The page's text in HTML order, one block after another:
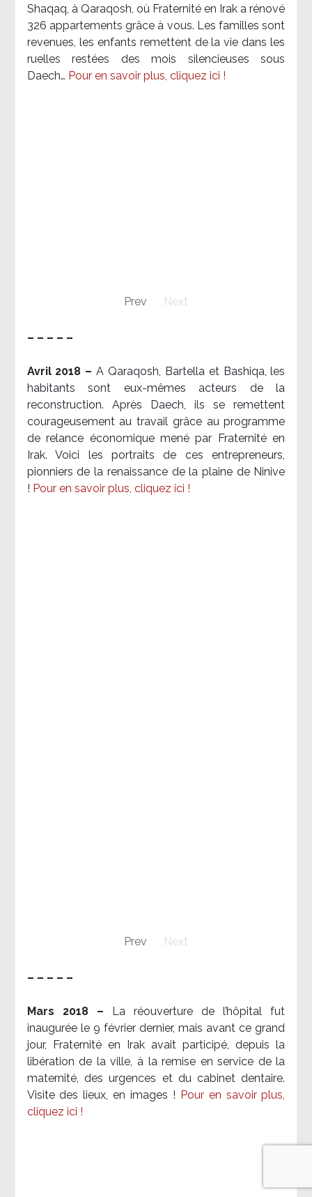
Shaqaq, à Qaraqosh, où Fraternité en Irak a rénové
326 appartements grâce à vous. Les familles sont
revenues, les enfants remettent de la vie dans les
ruelles restées des mois silencieuses sous
Daech… Pour en savoir plus, cliquez ici !
Prev Next
– – – – –
Avril 2018 –A Qaraqosh, Bartella et Bashiqa, les
habitants sont eux-mêmes acteurs de la
reconstruction. Après Daech, ils se remettent
courageusement au travail grâce au programme
de relance économique mené par Fraternité en
Irak. Voici les portraits de ces entrepreneurs,
pionniers de la renaissance de la plaine de Ninive
! Pour en savoir plus, cliquez ici !
Prev Next
– – – – –
Mars 2018 –
La réouverture de l’hôpital fut
inaugurée le 9 février dernier, mais avant ce grand
jour, Fraternité en Irak avait participé, depuis la
libération de la ville, à la remise en service de la
maternité, des urgences et du cabinet dentaire.
Visite des lieux, en images ! Pour en savoir plus,
cliquez ici !